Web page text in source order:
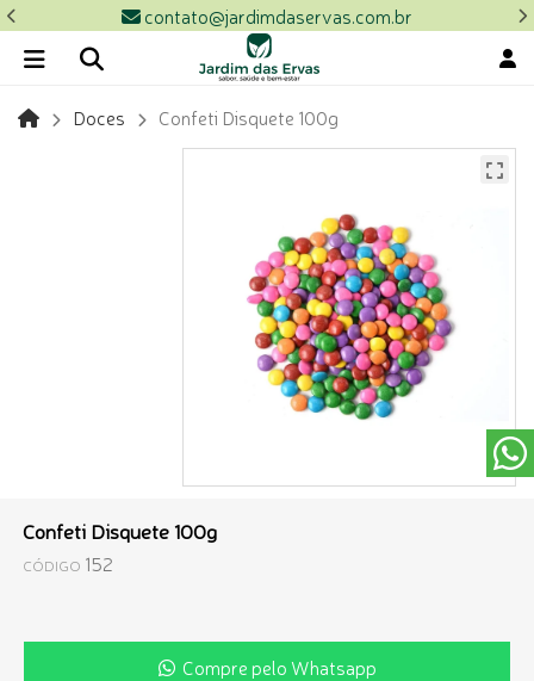
contato@jardimdaservas.com.br
Doces Confeti Disquete 100g
Confeti Disquete 100g
CÓDIGO 152
Compre pelo Whatsapp